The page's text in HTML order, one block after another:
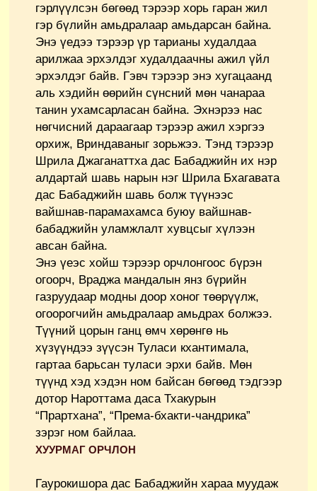
гэрлүүлсэн бөгөөд тэрээр хорь гаран жил
гэр бүлийн амьдралаар амьдарсан байна.
Энэ үедээ тэрээр үр тарианы худалдаа
арилжаа эрхэлдэг худалдаачны ажил үйл
эрхэлдэг байв. Гэвч тэрээр энэ хугацаанд
аль хэдийн өөрийн сүнсний мөн чанараа
танин ухамсарласан байна. Эхнэрээ нас
нөгчисний дараагаар тэрээр ажил хэргээ
орхиж, Вриндаваныг зорьжээ. Тэнд тэрээр
Шрила Джаганаттха дас Бабаджийн их нэр
алдартай шавь нарын нэг Шрила Бхагавата
дас Бабаджийн шавь болж түүнээс
вайшнав-парамахамса буюу вайшнав-
бабаджийн уламжлалт хувцсыг хүлээн
авсан байна.
Энэ үеэс хойш тэрээр орчлонгоос бүрэн
огоорч, Враджа мандалын янз бүрийн
газруудаар модны доор хоног төөрүүлж,
огоорогчийн амьдралаар амьдрах болжээ.
Түүний цорын ганц өмч хөрөнгө нь
хүзүүндээ зүүсэн Туласи кхантимала,
гартаа барьсан туласи эрхи байв. Мөн
түүнд хэд хэдэн ном байсан бөгөөд тэдгээр
дотор Нароттама даса Тхакурын
“Прартхана”, “Према-бхакти-чандрика”
зэрэг ном байлаа.
ХУУРМАГ ОРЧЛОН
Гаурокишора дас Бабаджийн хараа муудаж